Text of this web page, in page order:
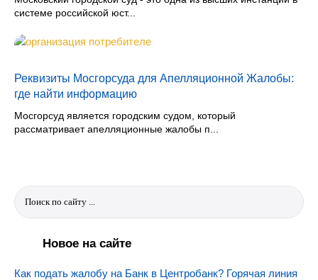
системе российской юст...
Реквизиты Мосгорсуда для Апелляционной Жалобы:
где найти информацию
Мосгорсуд является городским судом, который
рассматривает апелляционные жалобы п...
Новое на сайте
Как подать жалобу на Банк в Центробанк? Горячая линия